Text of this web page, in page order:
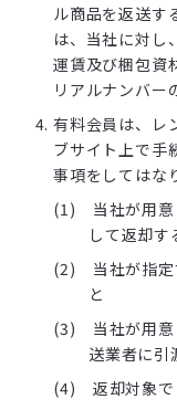
ル商品を返送す
は、当社に対し
運賃及び梱包資
リアルナンバー
有料会員は、レ
ブサイト上で手
事項をしてはな
当社が用
して返却す
当社が指
と
当社が用
送業者に引
返却対象